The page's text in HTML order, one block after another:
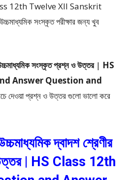
12th Twelve XII Sanskrit
সংস্কৃত পরীক্ষার জন্য খুব
সংস্কৃত প্রশ্ন ও উত্তর| HS
Answer Question and
দেওয়া প্রশ্ন ও উত্তর গুলো ভালো করে
দ্বাদশ শ্রেণীর
| HS Class 12th